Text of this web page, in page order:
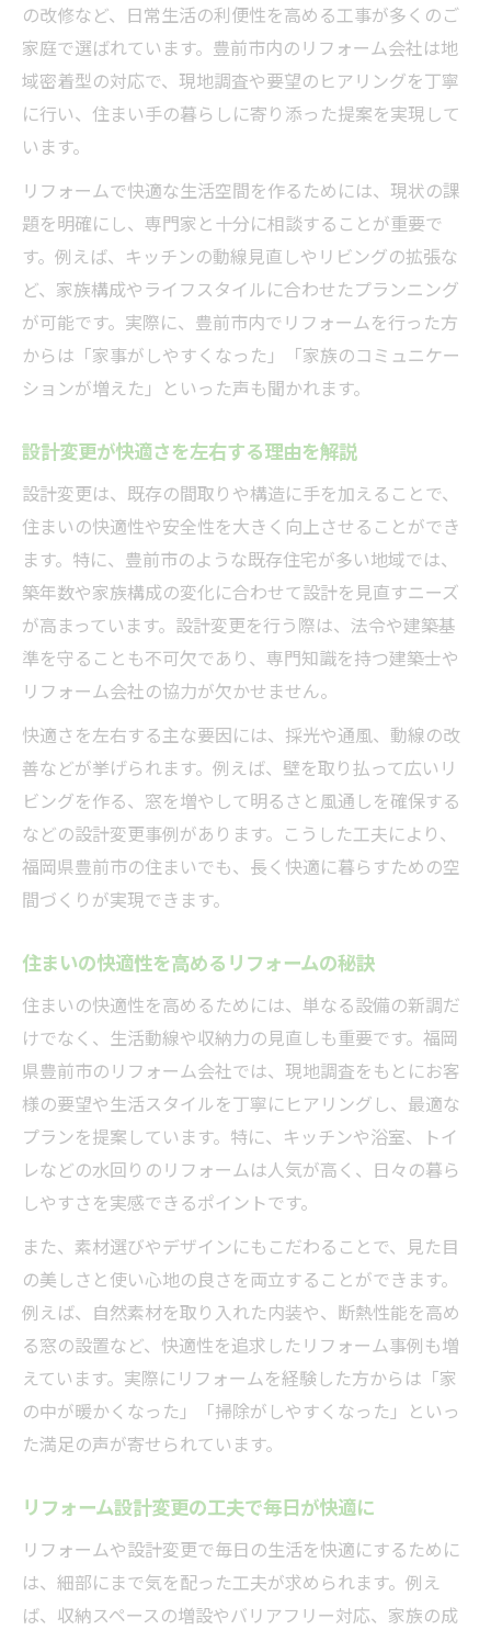
の改修など、日常生活の利便性を高める工事が多くのご
家庭で選ばれています。豊前市内のリフォーム会社は地
域密着型の対応で、現地調査や要望のヒアリングを丁寧
に行い、住まい手の暮らしに寄り添った提案を実現して
います。
リフォームで快適な生活空間を作るためには、現状の課
題を明確にし、専門家と十分に相談することが重要で
す。例えば、キッチンの動線見直しやリビングの拡張な
ど、家族構成やライフスタイルに合わせたプランニング
が可能です。実際に、豊前市内でリフォームを行った方
からは「家事がしやすくなった」「家族のコミュニケー
ションが増えた」といった声も聞かれます。
設計変更が快適さを左右する理由を解説
設計変更は、既存の間取りや構造に手を加えることで、
住まいの快適性や安全性を大きく向上させることができ
ます。特に、豊前市のような既存住宅が多い地域では、
築年数や家族構成の変化に合わせて設計を見直すニーズ
が高まっています。設計変更を行う際は、法令や建築基
準を守ることも不可欠であり、専門知識を持つ建築士や
リフォーム会社の協力が欠かせません。
快適さを左右する主な要因には、採光や通風、動線の改
善などが挙げられます。例えば、壁を取り払って広いリ
ビングを作る、窓を増やして明るさと風通しを確保する
などの設計変更事例があります。こうした工夫により、
福岡県豊前市の住まいでも、長く快適に暮らすための空
間づくりが実現できます。
住まいの快適性を高めるリフォームの秘訣
住まいの快適性を高めるためには、単なる設備の新調だ
けでなく、生活動線や収納力の見直しも重要です。福岡
県豊前市のリフォーム会社では、現地調査をもとにお客
様の要望や生活スタイルを丁寧にヒアリングし、最適な
プランを提案しています。特に、キッチンや浴室、トイ
レなどの水回りのリフォームは人気が高く、日々の暮ら
しやすさを実感できるポイントです。
また、素材選びやデザインにもこだわることで、見た目
の美しさと使い心地の良さを両立することができます。
例えば、自然素材を取り入れた内装や、断熱性能を高め
る窓の設置など、快適性を追求したリフォーム事例も増
えています。実際にリフォームを経験した方からは「家
の中が暖かくなった」「掃除がしやすくなった」といっ
た満足の声が寄せられています。
リフォーム設計変更の工夫で毎日が快適に
リフォームや設計変更で毎日の生活を快適にするために
は、細部にまで気を配った工夫が求められます。例え
ば、収納スペースの増設やバリアフリー対応、家族の成